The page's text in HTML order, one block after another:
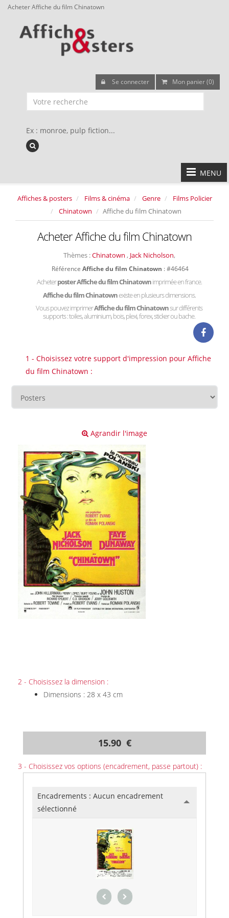
Acheter Affiche du film Chinatown
Se connecter Mon panier (0)
Ex : monroe, pulp fiction...
MENU
Affiches & posters Films & cinéma Genre
Films Policier
Chinatown
Affiche du film Chinatown
Acheter Affiche du film Chinatown
Thèmes :Chinatown , Jack Nicholson,
Référence Affiche du film Chinatown : #46464
Acheterposter Affiche du film Chinatownimprimée en france.
Affiche du film Chinatownexiste en plusieurs dimensions.
Vous pouvez imprimerAffiche du film Chinatownsur différents
supports : toiles, aluminium, bois, plexi, forex, sticker ou bache.
1 - Choisissez votre support d'impression pour Affiche
du film Chinatown :
Agrandir l'image
2 - Choisissez la dimension :
Dimensions : 28 x 43 cm
15.90 €
3 - Choisissez vos options (encadrement, passe partout) :
Encadrements : Aucun encadrement
sélectionné